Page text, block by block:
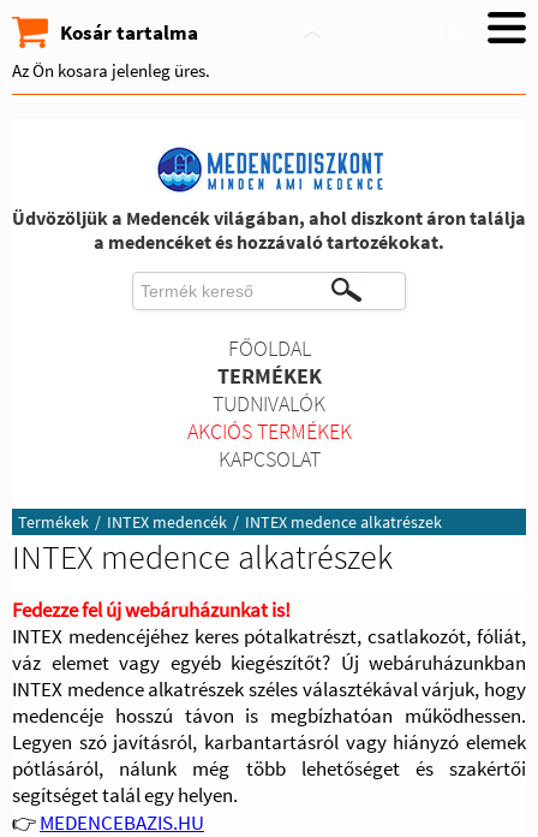
Kosár tartalma
Az Ön kosara jelenleg üres.
Üdvözöljük a Medencék világában, ahol diszkont áron találja
a medencéket és hozzávaló tartozékokat.
FŐOLDAL
TERMÉKEK
TUDNIVALÓK
AKCIÓS TERMÉKEK
KAPCSOLAT
Termékek / INTEX medencék / INTEX medence alkatrészek
INTEX medence alkatrészek
Fedezze fel új webáruházunkat is!
INTEX medencéjéhez keres pótalkatrészt, csatlakozót, fóliát,
váz elemet vagy egyéb kiegészítőt? Új webáruházunkban
INTEX medence alkatrészek széles választékával várjuk, hogy
medencéje hosszú távon is megbízhatóan működhessen.
Legyen szó javításról, karbantartásról vagy hiányzó elemek
pótlásáról, nálunk még több lehetőséget és szakértői
segítséget talál egy helyen.
👉MEDENCEBAZIS.HU